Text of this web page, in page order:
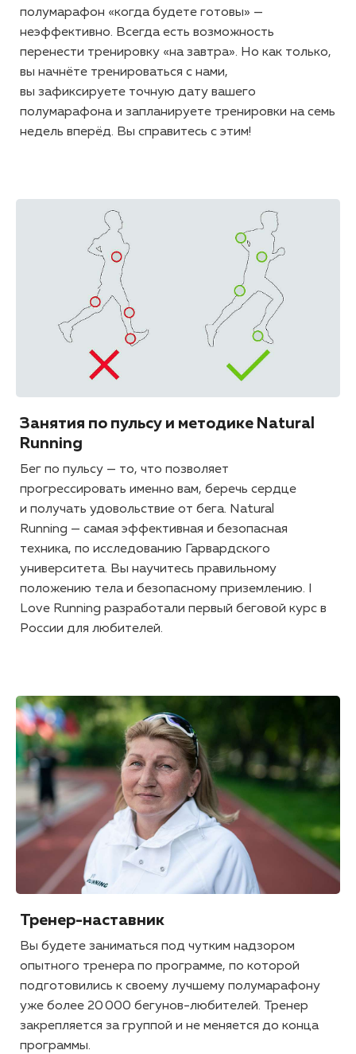
полумарафон «когда будете готовы» —
неэффективно. Всегда есть возможность
перенести тренировку «на завтра». Но как только,
вы начнёте тренироваться с нами,
вы зафиксируете точную дату вашего
полумарафона и запланируете тренировки на семь
недель вперёд. Вы справитесь с этим!
Занятия по пульсу и методике Natural
Running
Бег по пульсу — то, что позволяет
прогрессировать именно вам, беречь сердце
и получать удовольствие от бега. Natural
Running — самая эффективная и безопасная
техника, по исследованию Гарвардского
университета. Вы научитесь правильному
положению тела и безопасному приземлению. I
Love Running разработали первый беговой курс в
России для любителей.
Тренер-наставник
Вы будете заниматься под чутким надзором
опытного тренера по программе, по которой
подготовились к своему лучшему полумарафону
уже более 20 000 бегунов-любителей. Тренер
закрепляется за группой и не меняется до конца
программы.